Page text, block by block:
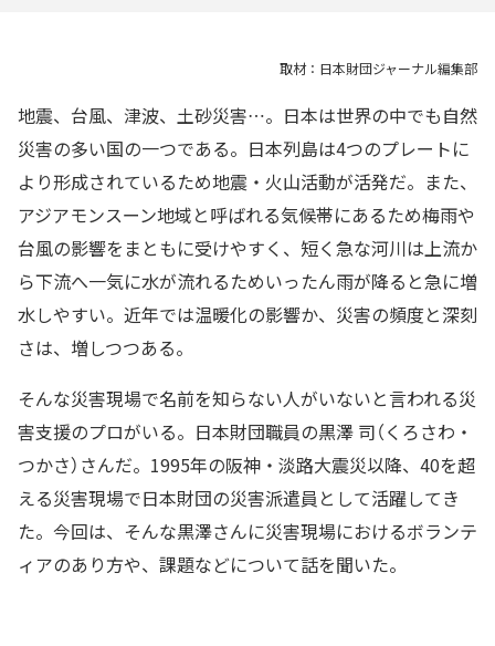
取材：日本財団ジャーナル編集部
地震、台風、津波、土砂災害…。日本は世界の中でも自然
災害の多い国の一つである。日本列島は4つのプレートに
より形成されているため地震・火山活動が活発だ。また、
アジアモンスーン地域と呼ばれる気候帯にあるため梅雨や
台風の影響をまともに受けやすく、短く急な河川は上流か
ら下流へ一気に水が流れるためいったん雨が降ると急に増
水しやすい。近年では温暖化の影響か、災害の頻度と深刻
さは、増しつつある。
そんな災害現場で名前を知らない人がいないと言われる災
害支援のプロがいる。日本財団職員の黒澤 司（くろさわ・
つかさ）さんだ。1995年の阪神・淡路大震災以降、40を超
える災害現場で日本財団の災害派遣員として活躍してき
た。今回は、そんな黒澤さんに災害現場におけるボランテ
ィアのあり方や、課題などについて話を聞いた。